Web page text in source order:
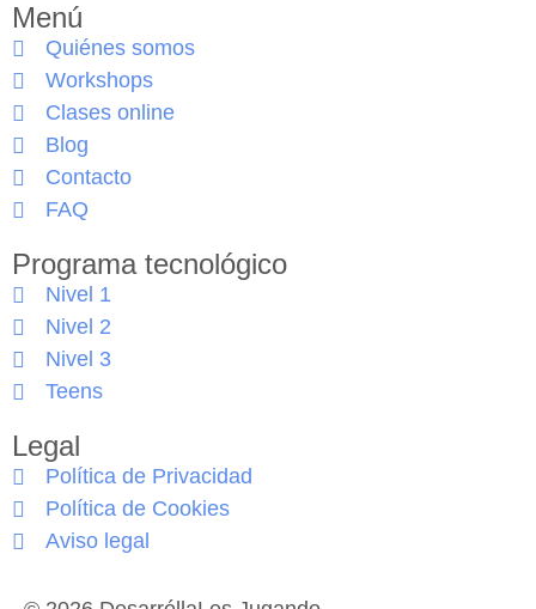
Menú
Quiénes somos
Workshops
Clases online
Blog
Contacto
FAQ
Programa tecnológico
Nivel 1
Nivel 2
Nivel 3
Teens
Legal
Política de Privacidad
Política de Cookies
Aviso legal